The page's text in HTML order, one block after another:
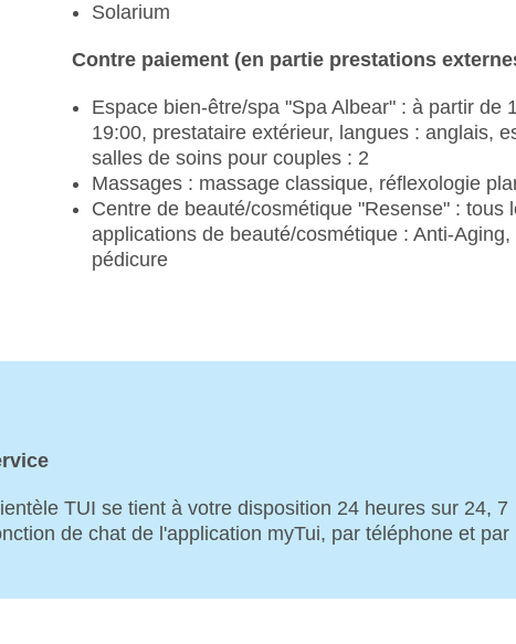
Solarium
Contre paiement (en partie prestations
Espace bien-être/spa "Spa Albear" : à partir
19:00, prestataire extérieur, langues : anglais,
salles de soins pour couples : 2
Massages : massage classique, réflexologie
Centre de beauté/cosmétique "Resense" :
applications de beauté/cosmétique : Anti-
pédicure
TUI se tient à votre disposition 24 heures sur 24, 7
de chat de l'application myTui, par téléphone et par